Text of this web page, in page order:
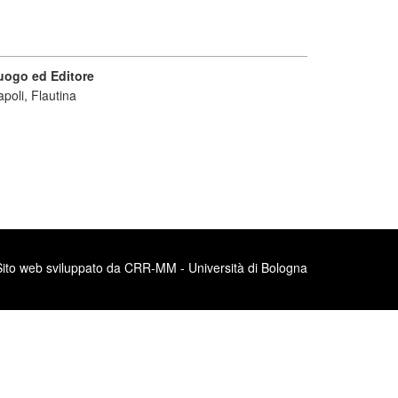
ed Editore
Flautina
web sviluppato da CRR-MM - Università di Bologna